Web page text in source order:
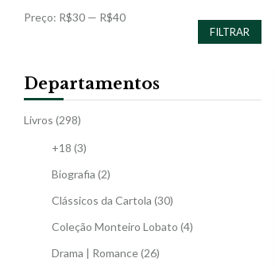
FILTRAR
Preço: R$30 — R$40
Departamentos
Livros (298)
+18 (3)
Biografia (2)
Clássicos da Cartola (30)
Coleção Monteiro Lobato (4)
Drama | Romance(26)